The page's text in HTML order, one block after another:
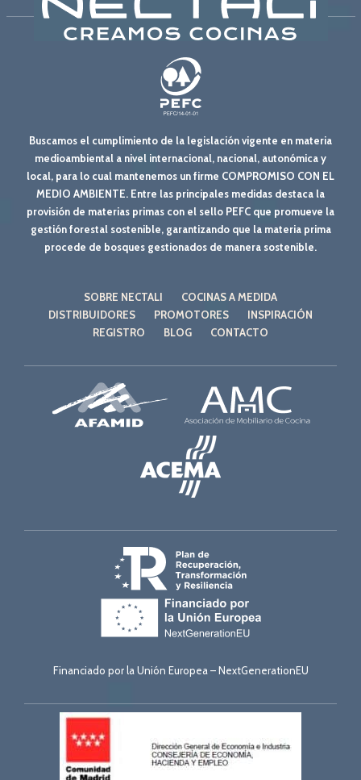
Buscamos el cumplimiento de la legislación vigente en materia
medioambiental a nivel internacional, nacional, autonómica y
local, para lo cual mantenemos un firme COMPROMISO CON EL
MEDIO AMBIENTE. Entre las principales medidas destaca la
provisión de materias primas con el sello PEFC que promueve la
gestión forestal sostenible, garantizando que la materia prima
procede de bosques gestionados de manera sostenible.
SOBRE NECTALI
COCINAS A MEDIDA
DISTRIBUIDORES
PROMOTORES
INSPIRACIÓN
REGISTRO
BLOG CONTACTO
Financiado por la Unión Europea – NextGenerationEU